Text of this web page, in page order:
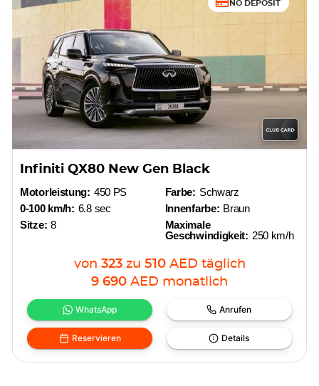
NO DEPOSIT
Infiniti QX80 New Gen Black
Motorleistung: 450 PS
0-100 km/h: 6.8 sec
Sitze: 8
Farbe: Schwarz
Innenfarbe: Braun
Maximale
Geschwindigkeit: 250 km/h
von 323 zu 510 AED täglich
9 690 AED monatlich
WhatsApp Anrufen
Reservieren Details